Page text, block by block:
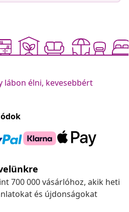
lábon élni, kevesebbért
700 000 vásárlóhoz, akik heti
és újdonságokat